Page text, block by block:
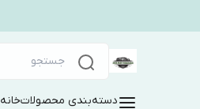
دسته‌بندی محصولاتخانه